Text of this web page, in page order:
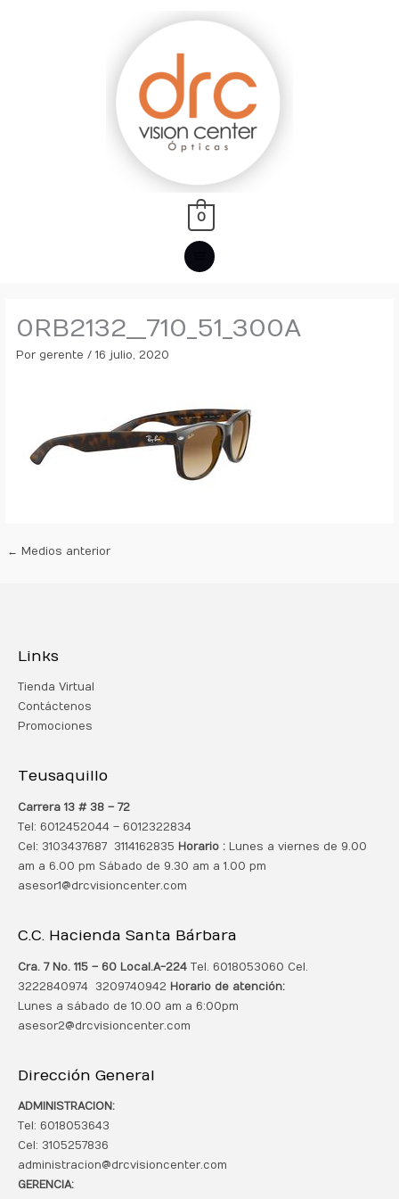
MENÚ
PRINCIPAL
0
0RB2132__710_51_300A
Por gerente/16 julio, 2020
← Medios anterior
Links
Tienda Virtual
Contáctenos
Promociones
Teusaquillo
Carrera 13 # 38 – 72
Tel: 6012452044 – 6012322834
Cel: 3103437687 3114162835 Horario : Lunes a viernes de 9.00
am a 6.00 pm Sábado de 9.30 am a 1.00 pm
asesor1@drcvisioncenter.com
C.C. Hacienda Santa Bárbara
Cra. 7 No. 115 – 60 Local.A-224 Tel. 6018053060 Cel.
3222840974 3209740942 Horario de atención:
Lunes a sábado de 10.00 am a 6:00pm
asesor2@drcvisioncenter.com
Dirección General
ADMINISTRACION:
Tel: 6018053643
Cel: 3105257836
administracion@drcvisioncenter.com
GERENCIA: